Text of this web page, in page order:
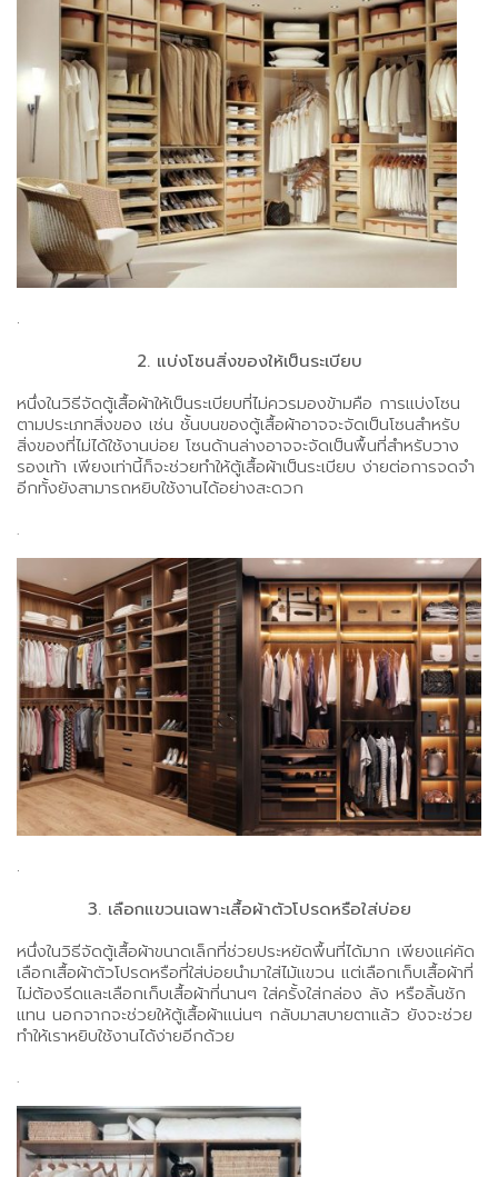
.
2. แบ่งโซนสิ่งของให้เป็นระเบียบ
หนึ่งในวิธีจัดตู้เสื้อผ้าให้เป็นระเบียบที่ไม่ควรมองข้ามคือ การแบ่งโซน
ตามประเภทสิ่งของ เช่น ชั้นบนของตู้เสื้อผ้าอาจจะจัดเป็นโซนสำหรับ
สิ่งของที่ไม่ได้ใช้งานบ่อย โซนด้านล่างอาจจะจัดเป็นพื้นที่สำหรับวาง
รองเท้า เพียงเท่านี้ก็จะช่วยทำให้ตู้เสื้อผ้าเป็นระเบียบ ง่ายต่อการจดจำ
อีกทั้งยังสามารถหยิบใช้งานได้อย่างสะดวก
.
.
3. เลือกแขวนเฉพาะเสื้อผ้าตัวโปรดหรือใส่บ่อย
หนึ่งในวิธีจัดตู้เสื้อผ้าขนาดเล็กที่ช่วยประหยัดพื้นที่ได้มาก เพียงแค่คัด
เลือกเสื้อผ้าตัวโปรดหรือที่ใส่บ่อยนำมาใส่ไม้แขวน แต่เลือกเก็บเสื้อผ้าที่
ไม่ต้องรีดและเลือกเก็บเสื้อผ้าที่นานๆ ใส่ครั้งใส่กล่อง ลัง หรือลิ้นชัก
แทน นอกจากจะช่วยให้ตู้เสื้อผ้าแน่นๆ กลับมาสบายตาแล้ว ยังจะช่วย
ทำให้เราหยิบใช้งานได้ง่ายอีกด้วย
.